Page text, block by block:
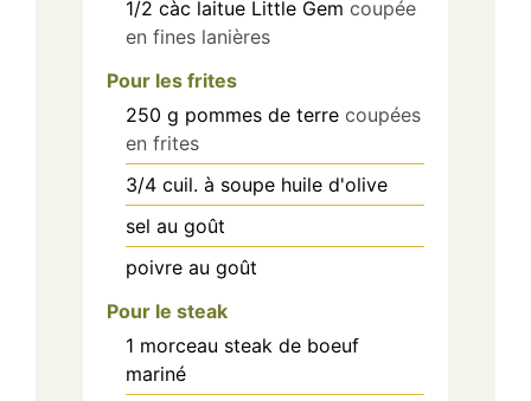
1/2 càc laitue Little Gem coupée
en fines lanières
Pour les frites
250 g pommes de terre coupées
en frites
3/4 cuil. à soupe huile d'olive
sel au goût
poivre au goût
Pour le steak
1 morceau steak de boeuf
mariné